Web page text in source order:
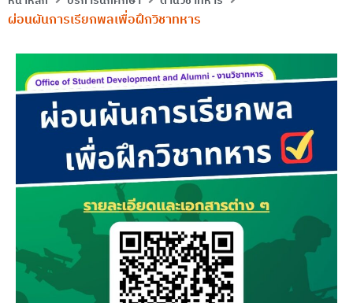
ผ่อนผันการเรียกพลเพื่อฝึกวิชาทหาร